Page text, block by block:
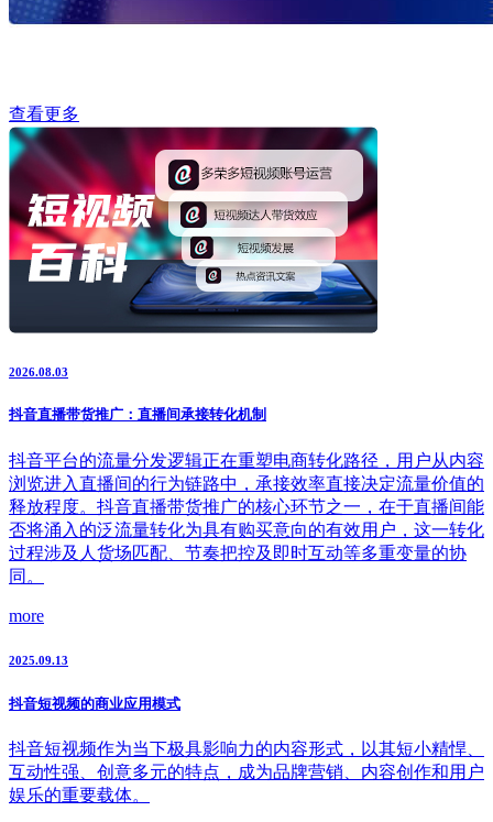
查看更多
2026.08.03
抖音直播带货推广：直播间承接转化机制
抖音平台的流量分发逻辑正在重塑电商转化路径，用户从内容
浏览进入直播间的行为链路中，承接效率直接决定流量价值的
释放程度。抖音直播带货推广的核心环节之一，在于直播间能
否将涌入的泛流量转化为具有购买意向的有效用户，这一转化
过程涉及人货场匹配、节奏把控及即时互动等多重变量的协
同。
more
2025.09.13
抖音短视频的商业应用模式
抖音短视频作为当下极具影响力的内容形式，以其短小精悍、
互动性强、创意多元的特点，成为品牌营销、内容创作和用户
娱乐的重要载体。